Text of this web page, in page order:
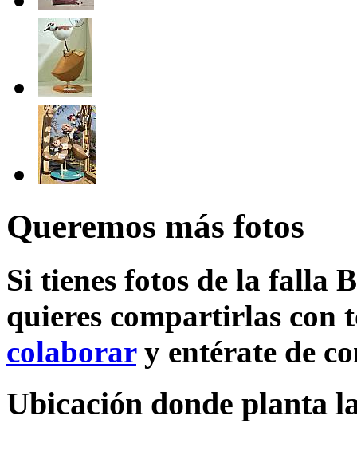
Queremos más fotos
Si tienes fotos de la falla
quieres compartirlas con
colaborary entérate de
Ubicación donde planta